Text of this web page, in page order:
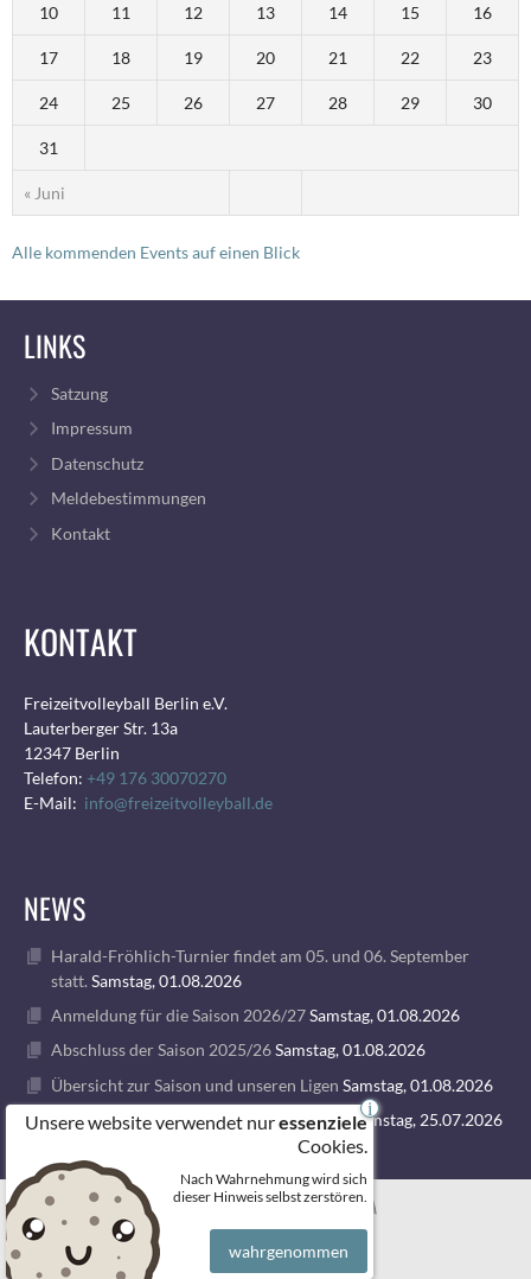
« Juni
10 11 12 13 14 15 16
17 18 19 20 21 22 23
24 25 26 27 28 29 30
31
Alle kommenden Events auf einen Blick
LINKS
Satzung
Impressum
Datenschutz
Meldebestimmungen
Kontakt
KONTAKT
Freizeitvolleyball Berlin e.V.
Lauterberger Str. 13a
12347 Berlin
Telefon: +49 176 30070270
E-Mail: info@freizeitvolleyball.de
NEWS
Harald-Fröhlich-Turnier findet am 05. und 06. September
statt. Samstag, 01.08.2026
Anmeldung für die Saison 2026/27Samstag, 01.08.2026
Abschluss der Saison 2025/26Samstag, 01.08.2026
Übersicht zur Saison und unseren Ligen Samstag, 01.08.2026
1. VOLLEY GODS SUMMER CAMP 2026 Samstag, 25.07.2026
© 2026 FREIZEITVOLLEYBALL BERLIN
Unsere website verwendet nuressenziele
Cookies.
Nach Wahrnehmung wird sich
dieser Hinweis selbst zerstören.
i
wahrgenommen